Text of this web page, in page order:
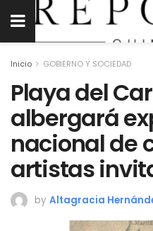
Inicio GOBIERNO Y SOCIEDAD
Playa del
albergará
nacional de
artistas
by Altagracia